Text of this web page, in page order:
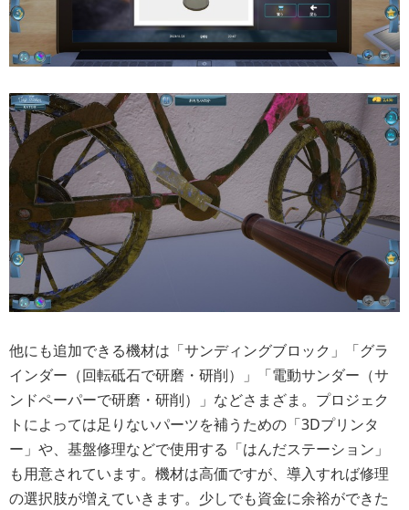
他にも追加できる機材は「サンディングブロック」「グラ
インダー（回転砥石で研磨・研削）」「電動サンダー（サ
ンドペーパーで研磨・研削）」などさまざま。プロジェク
トによっては足りないパーツを補うための「3Dプリンタ
ー」や、基盤修理などで使用する「はんだステーション」
も用意されています。機材は高価ですが、導入すれば修理
の選択肢が増えていきます。少しでも資金に余裕ができた